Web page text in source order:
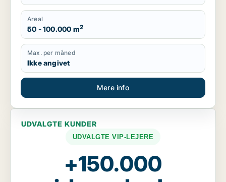
Areal
50 - 100.000 m2
Max. per måned
Ikke angivet
Mere info
UDVALGTE KUNDER
UDVALGTE VIP-LEJERE
+150.000